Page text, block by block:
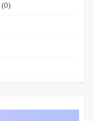
(0)